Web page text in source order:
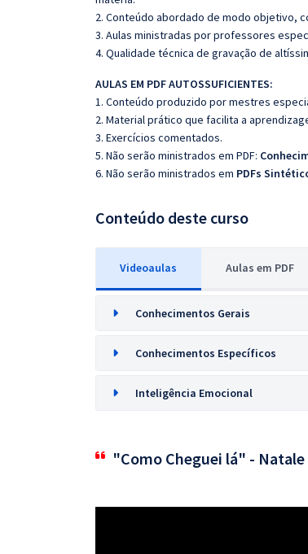
2. Conteúdo abordado de modo objetivo,
3. Aulas ministradas por professores
4. Qualidade técnica de gravação de
AULAS EM PDF AUTOSSUFICIENTES:
1. Conteúdo produzido por mestres
2. Material prático que facilita a
3. Exercícios comentados.
5. Não serão ministrados em PDF:
6. Não serão ministrados em PDFs
Conteúdo deste curso
Videoaulas Aulas em PDF
Conhecimentos Gerais
Conhecimentos Específicos
Inteligência Emocional
"Como Cheguei lá" - Natale